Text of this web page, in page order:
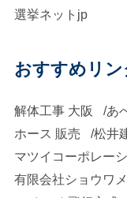
す。 次にグルー
がら、皆で納得し
人では気付かな
事や見逃してい
ることで初めて気
違います。（ヨド
違います！） 久
会。ヨドックに
知っていただける
が今年ももてて良
選挙ネットjp
おすすめリン
解体工事 大阪
あ
ホース 販売
松井
マツイコーポレー
有限会社ショウワ